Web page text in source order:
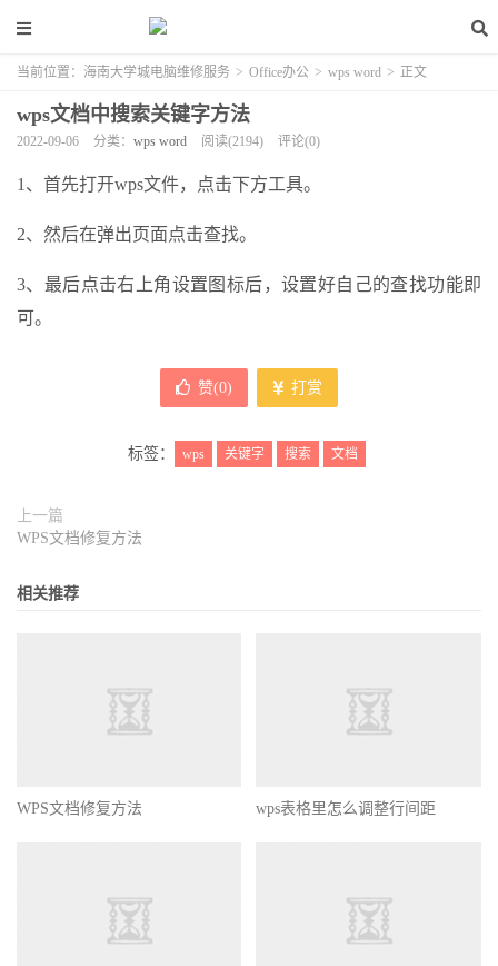
当前位置： 海南大学城电脑维修服务 > Office办公 > wps word > 正文
wps文档中搜索关键字方法
2022-09-06 分类： wps word 阅读(2194) 评论(0)
1、首先打开wps文件，点击下方工具。
2、然后在弹出页面点击查找。
3、最后点击右上角设置图标后，设置好自己的查找功能即
可。
赞(0) 打赏
标签： wps 关键字 搜索 文档
上一篇
WPS文档修复方法
相关推荐
WPS文档修复方法 wps表格里怎么调整行间距